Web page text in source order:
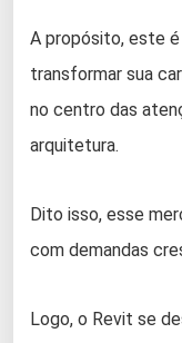
A propósito, este é
transformar sua
no centro das
arquitetura.
Dito isso, esse
com demandas
Logo, o Revit se